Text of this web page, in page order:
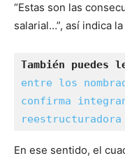
“Estas son las
salarial…”, así indica
También puedes
entre los
confirma
reestructuradora
En ese sentido, el